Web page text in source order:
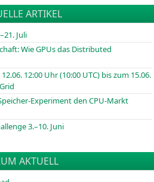
ARTIKEL
Juli
Wie GPUs das Distributed
12:00 Uhr (10:00 UTC) bis zum 15.06.
Experiment den CPU-Markt
3.–10. Juni
AKTUELL